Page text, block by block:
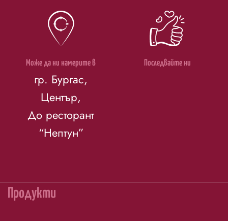
Може да ни намерите в
гр. Бургас,
Център,
До ресторант
“Нептун”
Последвайте ни
Продукти